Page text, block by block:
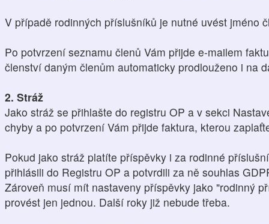
V případě rodinných příslušníků je nutné uvést jméno
Po potvrzení seznamu členů Vám přijde e-mailem
členství daným členům automaticky prodlouženo i na
2. Stráž
Jako stráž se přihlašte do registru OP a v sekci
chyby a po potvrzení Vám přijde faktura, kterou
Pokud jako stráž platíte příspěvky i za rodinné
přihlásili do Registru OP a potvrdili za ně souhlas
Zároveň musí mít nastaveny příspěvky jako "rodinný
provést jen jednou. Další roky již nebude třeba.